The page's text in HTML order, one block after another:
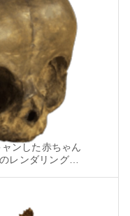
ンした赤ちゃん
レンダリング機